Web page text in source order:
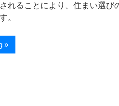
れることにより、住まい選び
。
»